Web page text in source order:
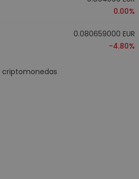
0.00%
0.080659000 EUR
-4.80%
criptomonedas